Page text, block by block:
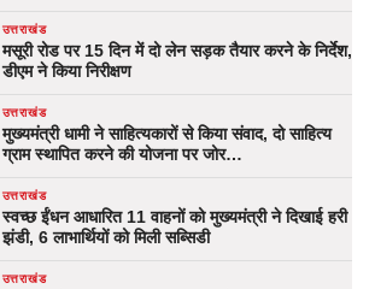
उत्तराखंड
मसूरी रोड पर 15 दिन में दो लेन सड़क तैयार करने के निर्देश,
डीएम ने किया निरीक्षण
उत्तराखंड
मुख्यमंत्री धामी ने साहित्यकारों से किया संवाद, दो साहित्य
ग्राम स्थापित करने की योजना पर जोर…
उत्तराखंड
स्वच्छ ईंधन आधारित 11 वाहनों को मुख्यमंत्री ने दिखाई हरी
झंडी, 6 लाभार्थियों को मिली सब्सिडी
उत्तराखंड